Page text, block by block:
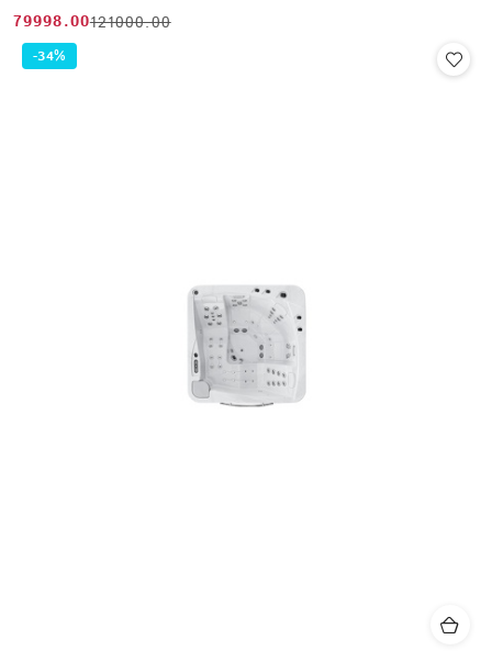
WiFi
Cena
promocyjna:
79998.00
Cena
przed
121000.00
-34%